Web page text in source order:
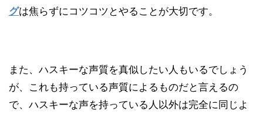
グは焦らずにコツコツとやることが大切です。
また、ハスキーな声質を真似したい人もいるでしょう
が、これも持っている声質によるものだと言えるの
で、ハスキーな声を持っている人以外は完全に同じよ